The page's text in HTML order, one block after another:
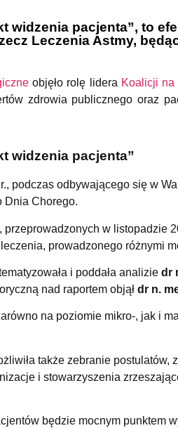
widzenia pacjenta”, to
Leczenia Astmy,
objęło rolę lidera Koalicji na
zdrowia publicznego oraz
widzenia pacjenta”
podczas odbywającego się w
Dnia Chorego.
w listopadzie
prowadzonego różnymi
i poddała analizie dr
nad raportem objął dr n.
na poziomie mikro-, jak i
także zebranie postulatów,
i stowarzyszenia
będzie mocnym punktem